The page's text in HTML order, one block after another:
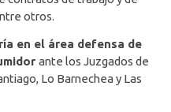
otros.
en el área defensa de
ante los Juzgados de
Lo Barnechea y Las